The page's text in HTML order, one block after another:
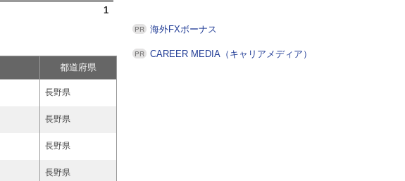
1
都道府県
長野県
長野県
長野県
長野県
海外FXボーナス
CAREER MEDIA（キャリアメディア）